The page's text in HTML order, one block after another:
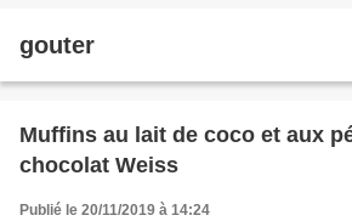
gouter
Muffins au lait de coco et aux
chocolat Weiss
Publié le 20/11/2019 à 14:24